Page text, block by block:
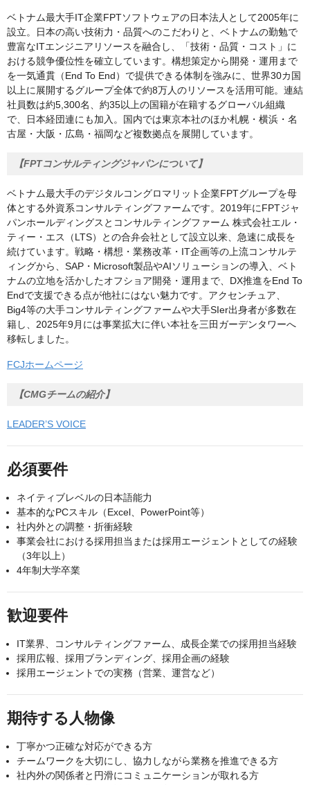
ベトナム最大手IT企業FPTソフトウェアの日本法人として2005年に
設立。日本の高い技術力・品質へのこだわりと、ベトナムの勤勉で
豊富なITエンジニアリソースを融合し、「技術・品質・コスト」に
おける競争優位性を確立しています。構想策定から開発・運用まで
を一気通貫（End To End）で提供できる体制を強みに、世界30カ国
以上に展開するグループ全体で約8万人のリソースを活用可能。連結
社員数は約5,300名、約35以上の国籍が在籍するグローバル組織
で、日本経団連にも加入。国内では東京本社のほか札幌・横浜・名
古屋・大阪・広島・福岡など複数拠点を展開しています。
【FPTコンサルティングジャパンについて】
ベトナム最大手のデジタルコングロマリット企業FPTグループを母
体とする外資系コンサルティングファームです。2019年にFPTジャ
パンホールディングスとコンサルティングファーム 株式会社エル・
ティー・エス（LTS）との合弁会社として設立以来、急速に成長を
続けています。戦略・構想・業務改革・IT企画等の上流コンサルテ
ィングから、SAP・Microsoft製品やAIソリューションの導入、ベト
ナムの立地を活かしたオフショア開発・運用まで、DX推進をEnd To
Endで支援できる点が他社にはない魅力です。アクセンチュア、
Big4等の大手コンサルティングファームや大手SIer出身者が多数在
籍し、2025年9月には事業拡大に伴い本社を三田ガーデンタワーへ
移転しました。
FCJホームページ
【CMGチームの紹介】
LEADER’S VOICE
必須要件
ネイティブレベルの日本語能力
基本的なPCスキル（Excel、PowerPoint等）
社内外との調整・折衝経験
事業会社における採用担当または採用エージェントとしての経験
（3年以上）
4年制大学卒業
歓迎要件
IT業界、コンサルティングファーム、成長企業での採用担当経験
採用広報、採用ブランディング、採用企画の経験
採用エージェントでの実務（営業、運営など）
期待する人物像
丁寧かつ正確な対応ができる方
チームワークを大切にし、協力しながら業務を推進できる方
社内外の関係者と円滑にコミュニケーションが取れる方